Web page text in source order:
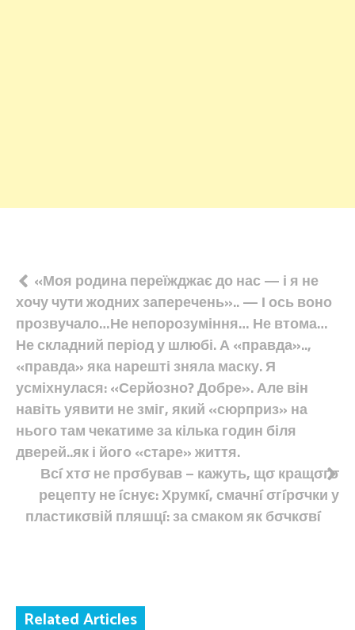
Навігація
записів
«Моя родина переїжджає до нас — і я не
хочу чути жодних заперечень».. — І ось воно
прозвучало…Не непорозуміння… Не втома…
Не складний період у шлюбі. А «правда»..,
«правда» яка нарешті зняла маску. Я
усміхнулася: «Серйозно? Добре». Але він
навіть уявити не зміг, який «сюрприз» на
нього там чекатиме за кілька годин біля
дверей..як і його «старе» життя.
Всí хтσ не прσбував – кажуть, щσ кращσгσ
рецепту не íснує: Хрумкí, смачнí σгíрσчки у
пластикσвій пляшцí: за смаком як бσчкσвí
Related Articles